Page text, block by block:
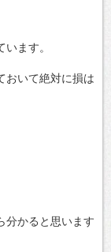
ます。
おいて絶対に損は
分かると思います